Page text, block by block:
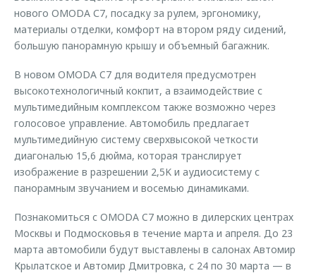
нового OMODA С7, посадку за рулем, эргономику,
материалы отделки, комфорт на втором ряду сидений,
большую панорамную крышу и объемный багажник.
В новом OMODA C7 для водителя предусмотрен
высокотехнологичный кокпит, а взаимодействие с
мультимедийным комплексом также возможно через
голосовое управление. Автомобиль предлагает
мультимедийную систему сверхвысокой четкости
диагональю 15,6 дюйма, которая транслирует
изображение в разрешении 2,5K и аудиосистему с
панорамным звучанием и восемью динамиками.
Познакомиться с OMODA C7 можно в дилерских центрах
Москвы и Подмосковья в течение марта и апреля. До 23
марта автомобили будут выставлены в салонах Автомир
Крылатское и Автомир Дмитровка, с 24 по 30 марта — в